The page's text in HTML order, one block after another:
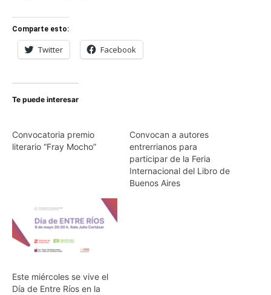
Comparte esto:
Twitter Facebook
Te puede interesar
Convocatoria premio
literario “Fray Mocho”
Convocan a autores
entrerrianos para
participar de la Feria
Internacional del Libro de
Buenos Aires
Este miércoles se vive el
Día de Entre Ríos en la